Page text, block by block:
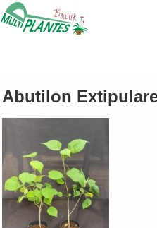
Abutilon